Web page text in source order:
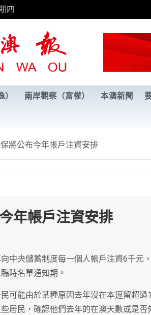
四
兩岸觀察（富權） 本澳新聞
將公布今年帳戶注資安排
年帳戶注資安排
向中央儲蓄制度每一個人帳戶注資6千元
時名單通知期。
可能由於某種原因去年沒在本逗留超
居民，確認他們去年的在澳天數或是